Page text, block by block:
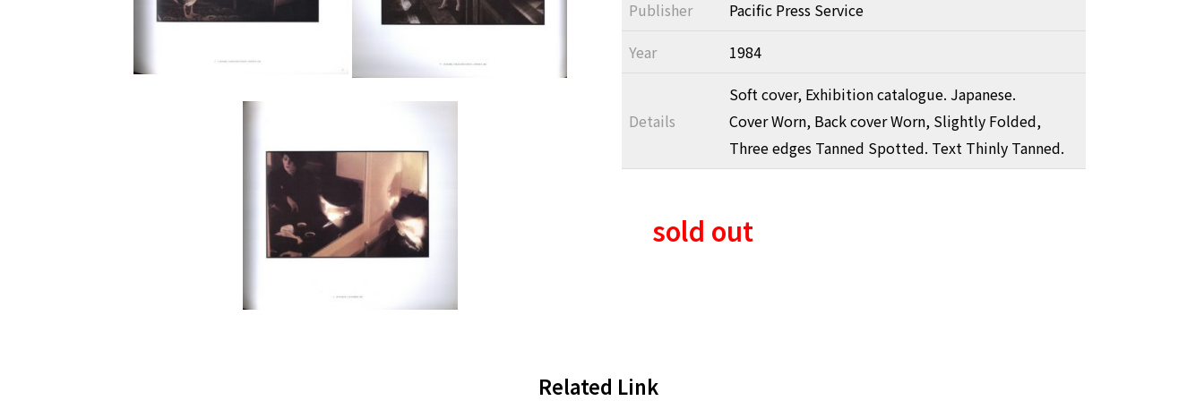
Publisher
Pacific Press Service
Year
1984
Details
Soft cover, Exhibition catalogue. Japanese.
Cover Worn, Back cover Worn, Slightly Folded,
Three edges Tanned Spotted. Text Thinly Tanned.
sold out
Related Link